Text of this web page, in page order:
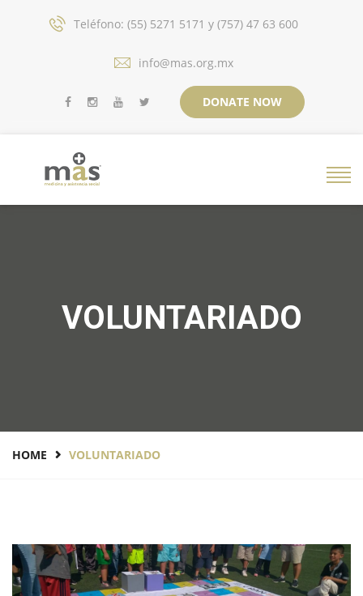
Teléfono: (55) 5271 5171 y (757) 47 63 600
info@mas.org.mx
DONATE NOW
VOLUNTARIADO
HOME VOLUNTARIADO